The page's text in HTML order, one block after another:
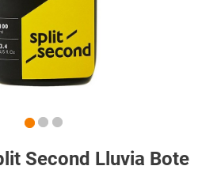
Second Lluvia Bote